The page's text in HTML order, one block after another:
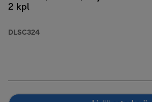
2 kpl
DLSC324